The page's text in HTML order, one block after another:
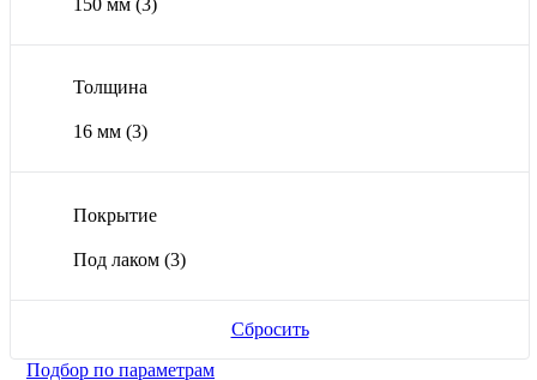
Толщина
16 мм (3)
Покрытие
Под лаком (3)
Сбросить
Подбор по параметрам